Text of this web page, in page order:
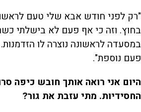
"רק לפני חודש אבא שלי טעם
בחוץ. וזה כי אף פעם לא בישלתי
במסעדה לראשונה נוצרה לו
פעם נוספת".
היום אני רואה אותך חובש כיפה
החסידיות. מתי עזבת את גור?